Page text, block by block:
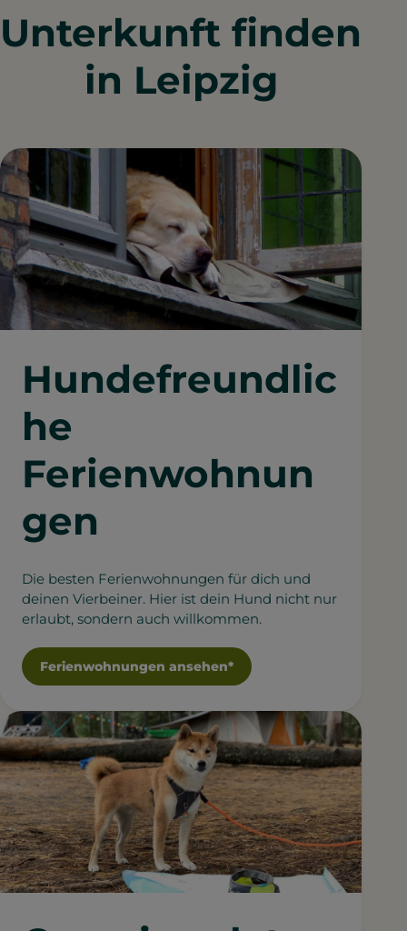
Unterkunft finden
in Leipzig
Hundefreundlic
he
Ferienwohnun
gen
Die besten Ferienwohnungen für dich und
deinen Vierbeiner. Hier ist dein Hund nicht nur
erlaubt, sondern auch willkommen.
Ferienwohnungen ansehen*